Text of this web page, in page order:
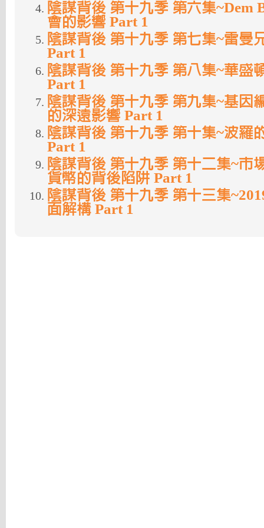
陰謀背後 第十九季 第六集~Dem
會的影響 Part 1
陰謀背後 第十九季 第七集~雷曼
Part 1
陰謀背後 第十九季 第八集~華盛
Part 1
陰謀背後 第十九季 第九集~基因
的深遠影響 Part 1
陰謀背後 第十九季 第十集~波羅
Part 1
陰謀背後 第十九季 第十二集~市
貨幣的背後陷阱 Part 1
陰謀背後 第十九季 第十三集
面解構 Part 1